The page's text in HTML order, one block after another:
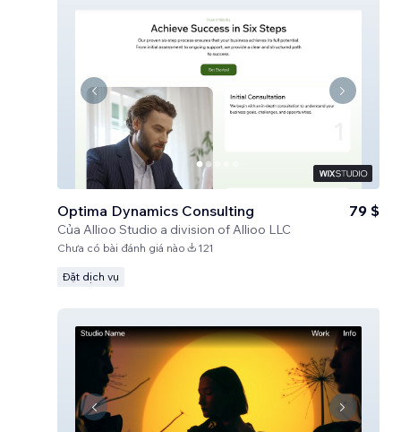
Optima Dynamics Consulting
Của Allioo Studio a division of Allioo LLC
79 $
Chưa có bài đánh giá nào 121
Đặt dịch vụ